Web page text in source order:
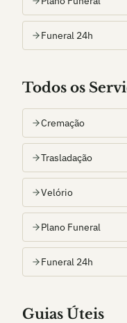
Funeral 24h
Todos os
Cremação
Trasladação
Velório
Plano Funeral
Funeral 24h
Guias Úteis